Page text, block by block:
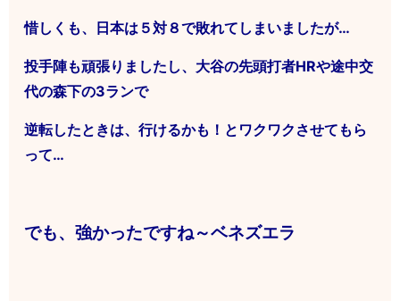
惜しくも、日本は５対８で敗れてしまいましたが…
投手陣も頑張りましたし、大谷の先頭打者HRや途中交
代の森下の3ランで
逆転したときは、行けるかも！とワクワクさせてもら
って…
でも、強かったですね～ベネズエラ